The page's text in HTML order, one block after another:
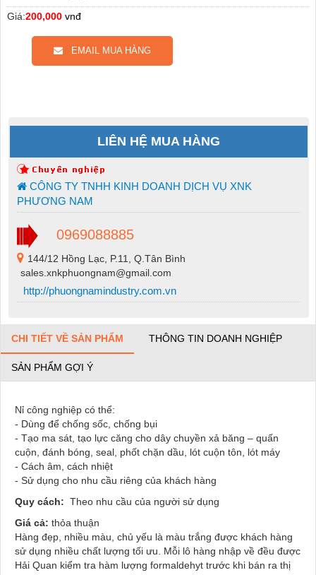
Giá:200,000 vnđ
EMAIL MUA HÀNG
LIÊN HỆ MUA HÀNG
CÔNG TY TNHH KINH DOANH DỊCH VỤ XNK
PHƯƠNG NAM
0969088885
144/12 Hồng Lạc, P.11, Q.Tân Bình
sales.xnkphuongnam@gmail.com
http://phuongnamindustry.com.vn
CHI TIẾT VỀ SẢN PHẨM THÔNG TIN DOANH NGHIỆP
SẢN PHẨM GỢI Ý
Nỉ công nghiệp có thể:
- Dùng để chống sốc, chống bụi
- Tạo ma sát, tạo lực căng cho dây chuyền xả băng – quấn
cuộn, đánh bóng, seal, phốt chặn dầu, lót cuộn tôn, lót máy
- Cách âm, cách nhiệt
- Sử dụng cho nhu cầu riêng của khách hàng
Quy cách: Theo nhu cầu của người sử dụng
Giá cả: thỏa thuận
Hàng đẹp, nhiều màu, chủ yếu là màu trắng được khách hàng
sử dụng nhiều chất lượng tối ưu. Mỗi lô hàng nhập về đều được
Hải Quan kiểm tra hàm lượng formaldehyt trước khi bán ra thị